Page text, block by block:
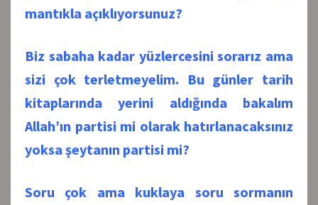
mantıkla açıklıyorsunuz?
Biz sabaha kadar yüzlercesini sorarız ama
sizi çok terletmeyelim. Bu günler tarih
kitaplarında yerini aldığında bakalım
Allah’ın partisi mi olarak hatırlanacaksınız
yoksa şeytanın partisi mi?
Soru çok ama kuklaya soru sormanın